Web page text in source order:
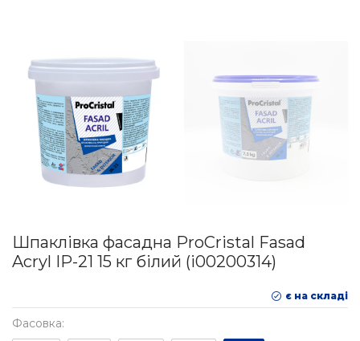
Шпаклівка фасадна ProCristal Fasad
Acryl IР-21 15 кг білий (i00200314)
є на складі
Фасовка: